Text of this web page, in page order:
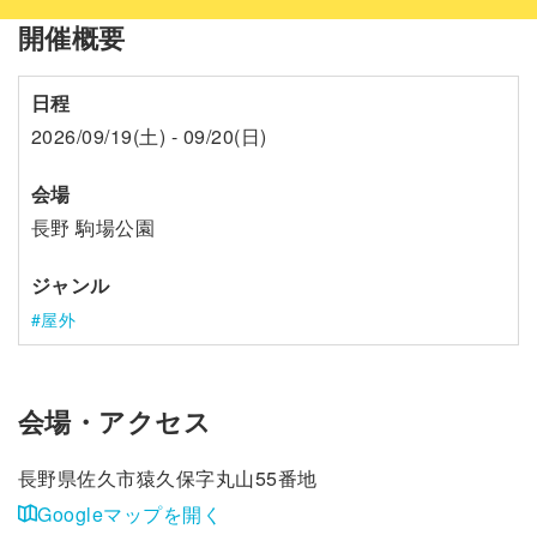
開催概要
日程
2026/09/19(土) - 09/20(日)
会場
長野 駒場公園
ジャンル
屋外
会場・アクセス
長野県佐久市猿久保字丸山55番地
Googleマップを開く